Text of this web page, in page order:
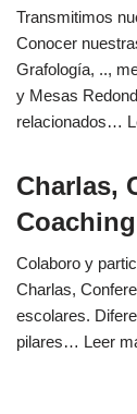
Transmitimos
Conocer
Grafología, ..,
y Mesas
relacionados…
Charlas,
Coaching
Colaboro y
Charlas,
escolares.
pilares… Leer